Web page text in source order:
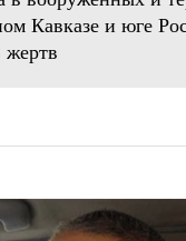
Кавказе и юге
жертв